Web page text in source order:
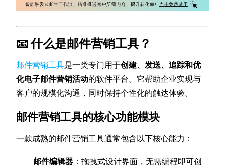
📧 什么是邮件营销工具？
邮件营销工具是一类专门用于创建、发送、追踪和优
化电子邮件营销活动的软件平台。它帮助企业实现与
客户的规模化沟通，同时保持个性化的触达体验。
邮件营销工具的核心功能模块
一款成熟的邮件营销工具通常包含以下核心能力：
邮件编辑器 ：拖拽式设计界面，无需编程即可创